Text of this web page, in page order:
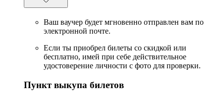
Ваш ваучер будет мгновенно отправлен вам по
электронной почте.
Если ты приобрел билеты со скидкой или
бесплатно, имей при себе действительное
удостоверение личности с фото для проверки.
Пункт выкупа билетов